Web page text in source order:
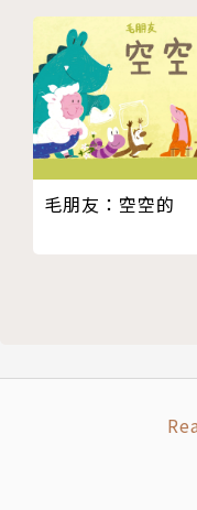
夢想改變自己，改
用三個科學之夢，
路，體現科學研究
們了解大人也懂得
用最不說教、最趣
就，讓你被熱血感
上太空！ARRC自製
橫跨多所大學的師
影片，用鬥魂打造
毛朋友：空空的